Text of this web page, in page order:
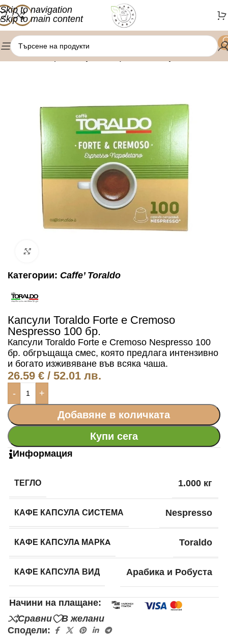
Skip to navigation
Skip to main content
Начало/Кафе капсули/Nespresso капсули
Категории: Caffe’ Toraldo
Капсули Toraldo Forte e Cremoso
Nespresso 100 бр.
Капсули Toraldo Forte e Cremoso Nespresso 100
бр. обгръщаща смес, която предлага интензивно
и богато изживяване във всяка чаша.
26.59 € / 52.01 лв.
- +
Добавяне в количката
Купи сега
Информация
ТЕГЛО 1.000 кг
КАФЕ КАПСУЛА СИСТЕМА Nespresso
КАФЕ КАПСУЛA МАРКA Toraldo
КАФЕ КАПСУЛА ВИД Арабика и Робуста
Начини на плащане:
Сравни
В желани
Сподели: